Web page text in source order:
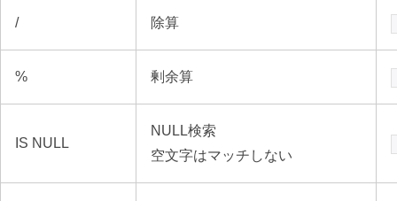
/ 除算
% 剰余算
IS NULL
NULL検索
空文字はマッチしない